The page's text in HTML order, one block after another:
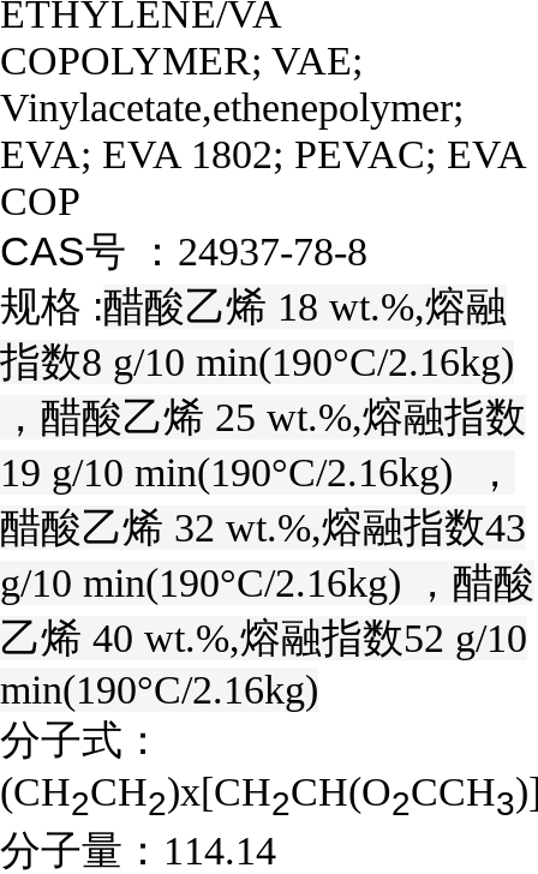
ETHYLENE/VA
COPOLYMER; VAE;
Vinylacetate,ethenepolymer;
EVA; EVA 1802; PEVAC; EVA
COP
CAS号 ： 24937-78-8
规格 :醋酸乙烯 18 wt.%,熔融
指数8 g/10 min(190°C/2.16kg)
，醋酸乙烯 25 wt.%,熔融指数
19 g/10 min(190°C/2.16kg) ，
醋酸乙烯 32 wt.%,熔融指数43
g/10 min(190°C/2.16kg) ，醋酸
乙烯 40 wt.%,熔融指数52 g/10
min(190°C/2.16kg)
分子式：
(CH2CH2)x[CH2CH(O2CCH3
分子量： 114.14